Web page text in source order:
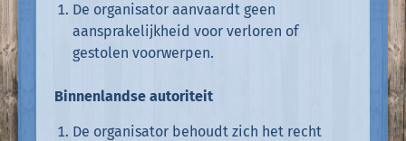
De organisator aanvaardt geen
aansprakelijkheid voor verloren of
gestolen voorwerpen.
Binnenlandse autoriteit
De organisator behoudt zich het recht